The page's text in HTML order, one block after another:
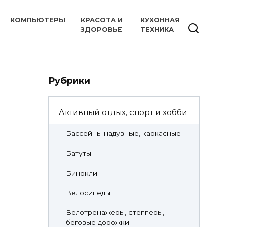
КОМПЬЮТЕРЫ
КРАСОТА И
ЗДОРОВЬЕ
КУХОННАЯ
ТЕХНИКА
Рубрики
Активный отдых, спорт и хобби
Бассейны надувные, каркасные
Батуты
Бинокли
Велосипеды
Велотренажеры, степперы,
беговые дорожки